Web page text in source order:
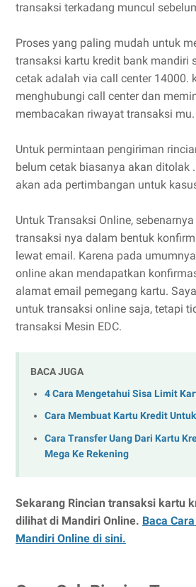
transaksi terkadang muncul
Proses yang paling mudah untuk
transaksi kartu kredit bank mandiri
cetak adalah via call center 14000.
menghubungi call center dan
membacakan riwayat transaksi mu.
Untuk permintaan pengiriman
belum cetak biasanya akan ditolak
akan ada pertimbangan untuk
Untuk Transaksi Online,
transaksi nya dalam bentuk
lewat email. Karena pada
online akan mendapatkan
alamat email pemegang kartu.
untuk transaksi online saja, tetapi
transaksi Mesin EDC.
BACA JUGA
4 Cara Mengetahui Sisa Limit
Cara Membuat Kartu Kredit
Cara Transfer Uang Dari Kartu
Mega Ke Rekening
Sekarang Rincian transaksi kartu
dilihat di Mandiri Online. Baca
Mandiri Online di sini.